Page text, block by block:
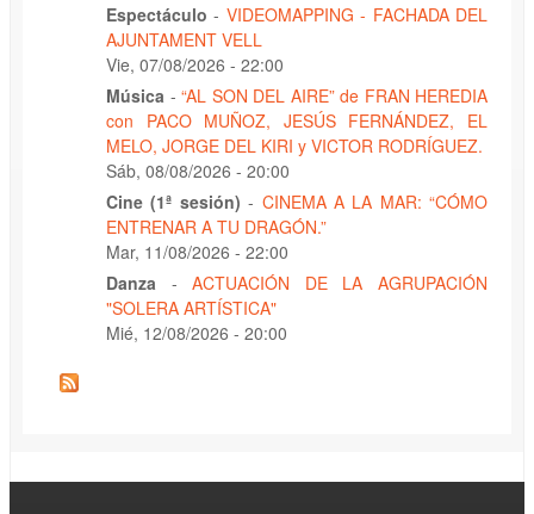
Espectáculo - VIDEOMAPPING - FACHADA DEL
AJUNTAMENT VELL
Vie, 07/08/2026 - 22:00
Música - “AL SON DEL AIRE” de FRAN HEREDIA
con PACO MUÑOZ, JESÚS FERNÁNDEZ, EL
MELO, JORGE DEL KIRI y VICTOR RODRÍGUEZ.
Sáb, 08/08/2026 - 20:00
Cine (1ª sesión) - CINEMA A LA MAR: “CÓMO
ENTRENAR A TU DRAGÓN.”
Mar, 11/08/2026 - 22:00
Danza
-ACTUACIÓN DE LA AGRUPACIÓN
"SOLERA ARTÍSTICA"
Mié, 12/08/2026 - 20:00